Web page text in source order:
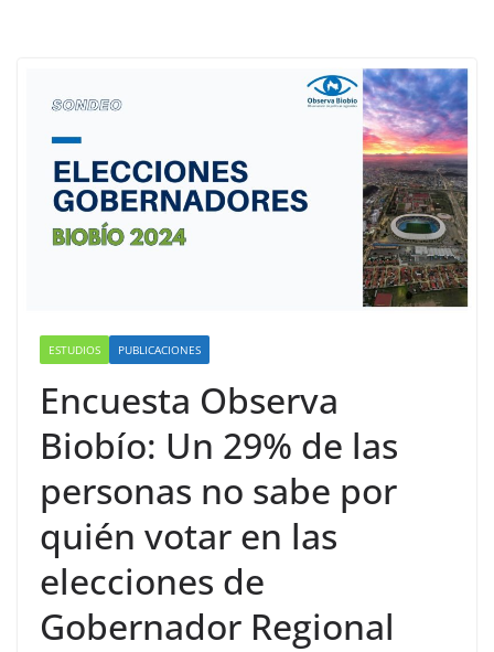
ESTUDIOS PUBLICACIONES
Encuesta Observa
Biobío: Un 29% de las
personas no sabe por
quién votar en las
elecciones de
Gobernador Regional